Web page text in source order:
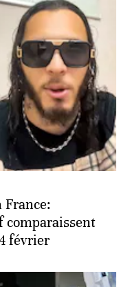
France:
comparaissent
février